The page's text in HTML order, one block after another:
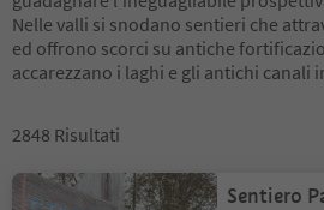
Nelle valli si snodano sentieri che
ed offrono scorci su antiche
accarezzano i laghi e gli antichi canali
2848 Risultati
Sentiero